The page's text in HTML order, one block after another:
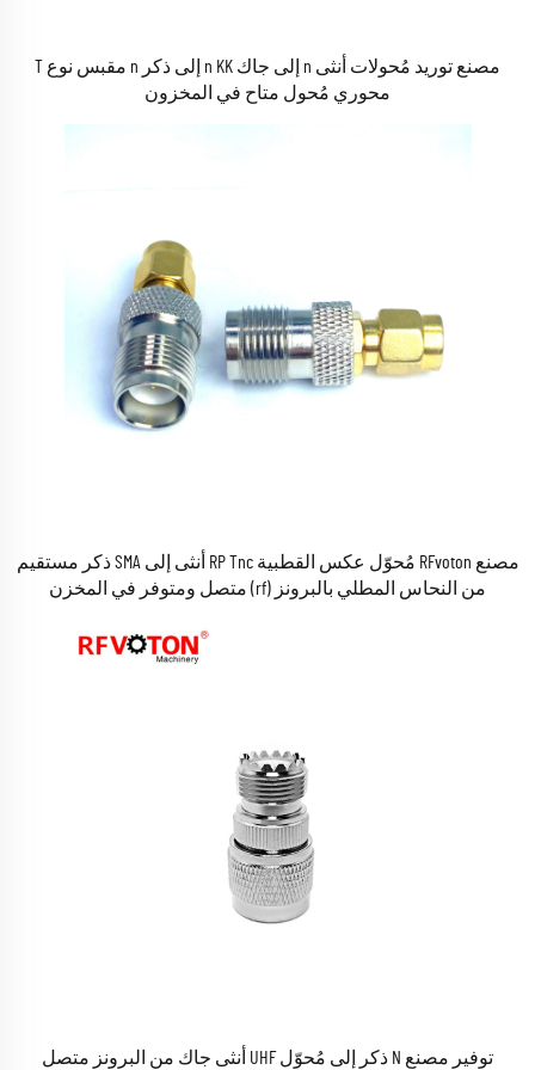
مصنع توريد مُحولات أنثى n إلى جاك n KK إلى ذكر n مقبس نوع T
محوري مُحول متاح في المخزون
مصنع RFvoton مُحوّل عكس القطبية RP Tnc أنثى إلى SMA ذكر مستقيم
من النحاس المطلي بالبرونز (rf) متصل ومتوفر في المخزن
توفير مصنع N ذكر إلى مُحوّل UHF أنثى جاك من البرونز متصل